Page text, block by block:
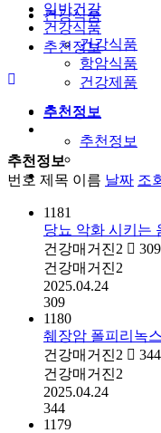
건강식품
건강식품
항암식품
건강제품
추천정보
추천정보
일반건강
건강식품
추천정보
추천정보
추천정보
번호 제목 이름 날짜 조
1181
당뇨 악화 시키는
건강매거진2
309
건강매거진2
2025.04.24
309
1180
췌장암 폴피리녹
건강매거진2
344
건강매거진2
2025.04.24
344
1179